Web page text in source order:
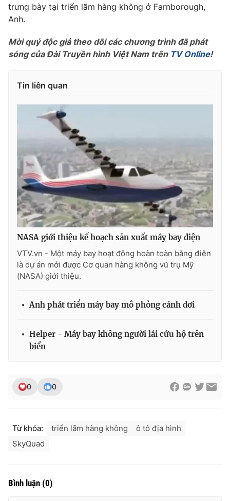
Thị trường
Góc doanh nghiệp
Truyền hình
Phim VTV
Nhân vật
Khán giả
Giải sao mai
Giải trí
Đời sống
Du lịch
Làm đẹp
Chất lượng cuộc sống
Giáo dục
Học trực tuyến
Công nghệ
Hitech Công nghệ tương lai
Sản phẩm
Thị trường
Tư vấn
Giao lưu trực tuyến
Lịch phát sóng
Chuyên mục khác
Emagazine Podcast
VTV Money
VTV Sức khoẻ
Vươn mình bằng AI
trưng bày tại triển lãm hàng không ở Farnborough,
Anh.
Mời quý độc giả theo dõi các chương trình đã phát
sóng của Đài Truyền hình Việt Nam trên TV Online!
Tin liên quan
NASA giới thiệu kế hoạch sản xuất máy bay điện
VTV.vn - Một máy bay hoạt động hoàn toàn bằng điện
là dự án mới được Cơ quan hàng không vũ trụ Mỹ
(NASA) giới thiệu.
Anh phát triển máy bay mô phỏng cánh dơi
Helper - Máy bay không người lái cứu hộ trên
biển
0 0
Từ khóa: triển lãm hàng không
ô tô địa hình
SkyQuad
Bình luận (0)